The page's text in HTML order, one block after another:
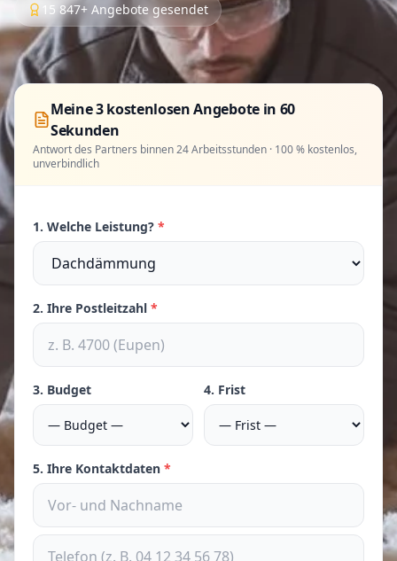
15 847+ Angebote gesendet
Meine 3 kostenlosen Angebote in 60
Sekunden
Antwort des Partners binnen 24 Arbeitsstunden · 100 % kostenlos,
unverbindlich
1. Welche Leistung? *
2. Ihre Postleitzahl *
3. Budget 4. Frist
5. Ihre Kontaktdaten *